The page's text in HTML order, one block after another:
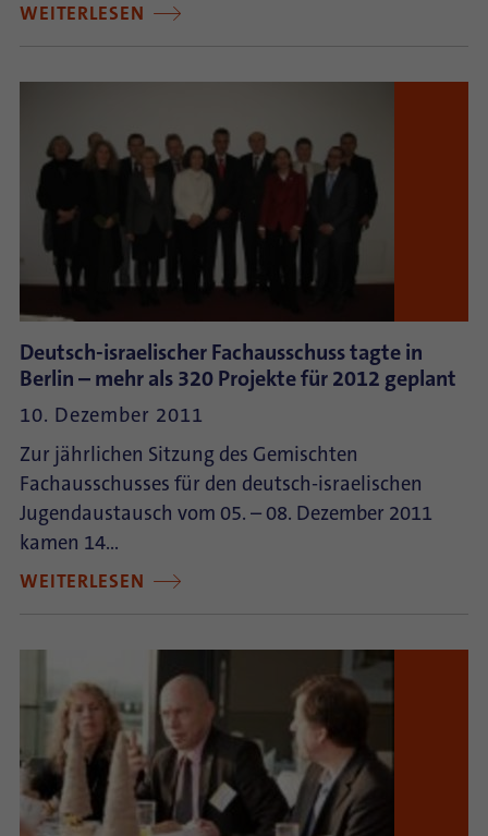
WEITERLESEN
Deutsch-israelischer Fachausschuss tagte in
Berlin – mehr als 320 Projekte für 2012 geplant
10. Dezember 2011
Zur jährlichen Sitzung des Gemischten
Fachausschusses für den deutsch-israelischen
Jugendaustausch vom 05. – 08. Dezember 2011
kamen 14…
WEITERLESEN